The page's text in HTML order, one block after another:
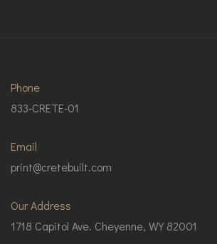
Phone
833-CRETE-01
Email
print@cretebuilt.com
Our Address
1718 Capitol Ave. Cheyenne, WY 82001